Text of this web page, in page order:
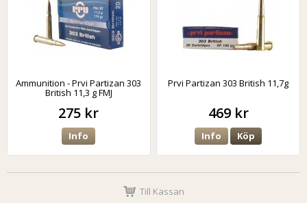
Ammunition - Prvi Partizan 303
British 11,3 g FMJ
275 kr
Info
Prvi Partizan 303 British 11,7g
469 kr
Info Köp
Till Kassan